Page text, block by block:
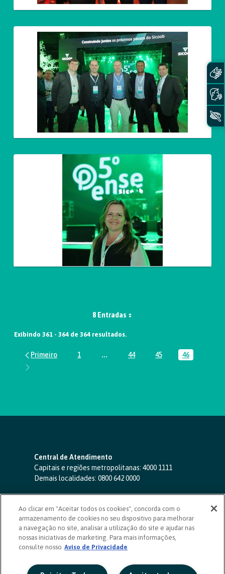
8 Entradas
Exibindo 361 - 364 de 364 resultados.
Página
1 ...Páginas intermediárias Usar ABA
Página
44 Página
45 Página
46
Central de Atendimento
Capitais e regiões metropolitanas: 4000 1111
Demais localidades: 0800 642 0000
SAC 24 horas-0800 724 4420
Ouvidoria
0800 725 0996
(de segunda a sexta, das 8h às 20h)
ouvidoriasicoob.com.br
Deficientes auditivos ou de fala
Ao clicar em "Aceitar todos os cookies", concorda com o
armazenamento de cookies no seu dispositivo para melhorar
a navegação no site, analisar a utilização do site e ajudar nas
nossas iniciativas de marketing. Para mais informações,
consulte nosso Aviso de Privacidade